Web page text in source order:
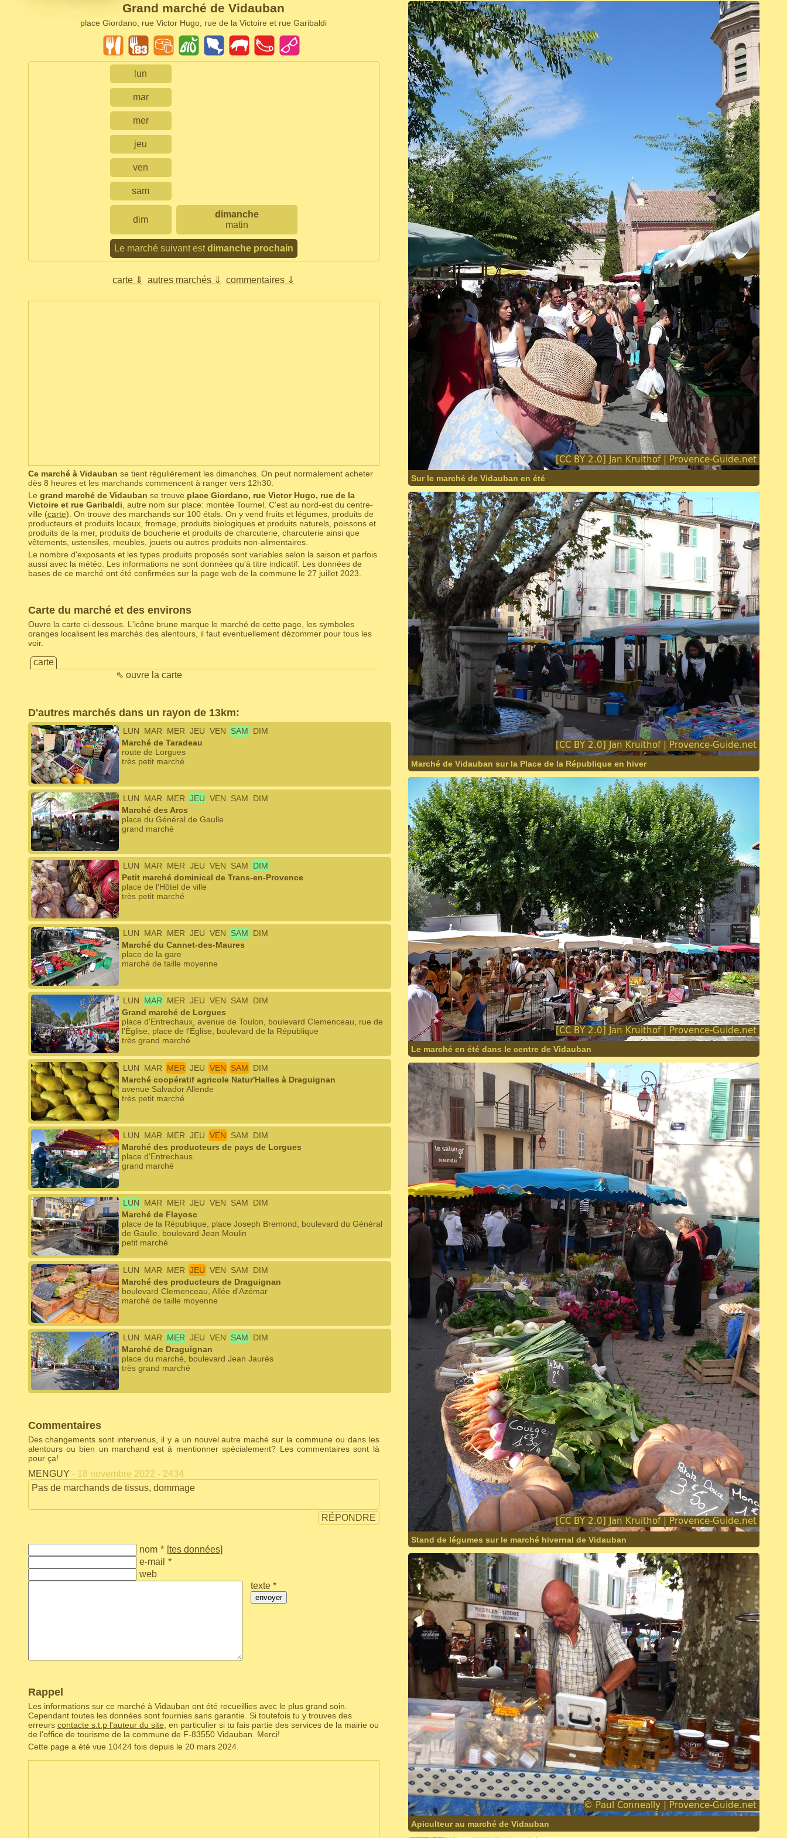
Grand marché de Vidauban
place Giordano, rue Victor Hugo, rue de la Victoire et rue Garibaldi
lun
mar
mer
jeu
ven
sam
dim
dimanche
matin
Le marché suivant estdimanche prochain
carte ⇓ autres marchés ⇓ commentaires ⇓
Ce marché à Vidauban se tient régulièrement les dimanches. On peut normalement acheter
dès 8 heures et les marchands commencent à ranger vers 12h30.
Le grand marché de Vidauban se trouve place Giordano, rue Victor Hugo, rue de la
Victoire et rue Garibaldi , autre nom sur place: montée Tournel. C'est au nord-est du centre-
ville (carte). On trouve des marchands sur 100 étals. On y vend fruits et légumes, produits de
producteurs et produits locaux, fromage, produits biologiques et produits naturels, poissons et
produits de la mer, produits de boucherie et produits de charcuterie, charcuterie ainsi que
vêtements, ustensiles, meubles, jouets ou autres produits non-alimentaires.
Le nombre d'exposants et les types produits proposés sont variables selon la saison et parfois
aussi avec la météo. Les informations ne sont données qu'à titre indicatif. Les données de
bases de ce marché ont été confirmées sur la page web de la commune le 27 juillet 2023.
Carte du marché et des environs
Ouvre la carte ci-dessous. L'icône brune marque le marché de cette page, les symboles
oranges localisent les marchés des alentours, il faut eventuellement dézommer pour tous les
voir.
carte
⇖ ouvre la carte
D'autres marchés dans un rayon de 13km:
LUN MAR MER JEU VEN SAM
DIM
Marché de Taradeau
route de Lorgues
très petit marché
LUN MAR MER JEU VEN SAM
DIM
Marché des Arcs
place du Général de Gaulle
grand marché
LUN MAR MER JEU VEN SAM
DIM
Petit marché dominical de Trans-en-Provence
place de l'Hôtel de ville
très petit marché
LUN MAR MER JEU VEN SAM
DIM
Marché du Cannet-des-Maures
place de la gare
marché de taille moyenne
LUN MAR MER JEU VEN SAM
DIM
Grand marché de Lorgues
place d'Entrechaux, avenue de Toulon, boulevard Clemenceau, rue de
l'Èglise, place de l'Église, boulevard de la République
très grand marché
LUN MAR MER JEU VEN SAM
DIM
Marché coopératif agricole Natur'Halles à Draguignan
avenue Salvador Allende
très petit marché
LUN MAR MER JEU VEN SAM
DIM
Marché des producteurs de pays de Lorgues
place d'Entrechaus
grand marché
LUN MAR MER JEU VEN SAM
DIM
Marché de Flayosc
place de la République, place Joseph Bremond, boulevard du Général
de Gaulle, boulevard Jean Moulin
petit marché
LUN MAR MER JEU VEN SAM
DIM
Marché des producteurs de Draguignan
boulevard Clemenceau, Allée d'Azémar
marché de taille moyenne
LUN MAR MER JEU VEN SAM
DIM
Marché de Draguignan
place du marché, boulevard Jean Jaurès
très grand marché
Commentaires
Des changements sont intervenus, il y a un nouvel autre maché sur la commune ou dans les
alentours ou bien un marchand est à mentionner spécialement? Les commentaires sont là
pour ça!
MENGUY - 18 novembre 2022 - 2434
Pas de marchands de tissus, dommage
RÉPONDRE
nom * [tes données]
e-mail *
web
texte *
envoyer
Rappel
Les informations sur ce marché à Vidauban ont été recueillies avec le plus grand soin.
Cependant toutes les données sont fournies sans garantie. Si toutefois tu y trouves des
erreurs contacte s.t.p l'auteur du site , en particulier si tu fais partie des services de la mairie ou
de l'office de tourisme de la commune de F‑83550 Vidauban. Merci!
Cette page a été vue 10424 fois depuis le 20 mars 2024.
Sur le marché de Vidauban en été
Marché de Vidauban sur la Place de la République en hiver
Le marché en été dans le centre de Vidauban
Stand de légumes sur le marché hivernal de Vidauban
Apiculteur au marché de Vidauban